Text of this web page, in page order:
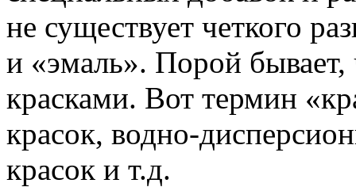
не существует четкого
и «эмаль». Порой
красками. Вот термин
красок, водно-
красок и т.д.